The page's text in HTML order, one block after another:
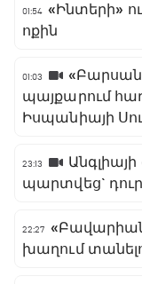
01:54 «Ինտերի»
ոքին
01:03
պայքարում
Իսպանիայի
23:13
պարտվեց`
22:27
խաղում